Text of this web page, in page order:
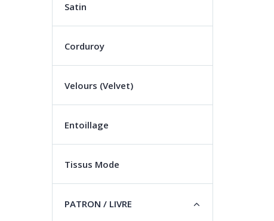
Satin
Corduroy
Velours (Velvet)
Entoillage
Tissus Mode
PATRON / LIVRE